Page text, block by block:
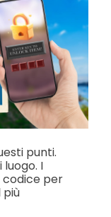
punti.
luogo. I
codice per
più